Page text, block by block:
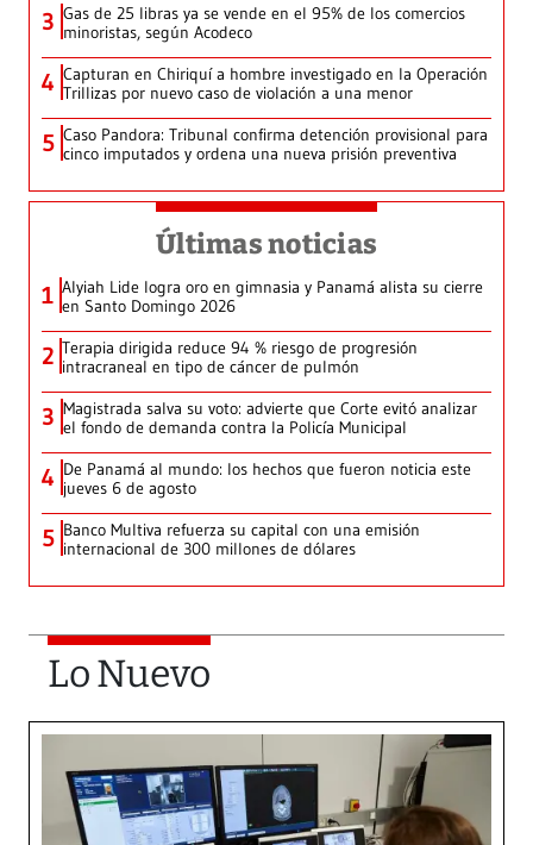
3 Gas de 25 libras ya se vende en el 95% de los comercios
minoristas, según Acodeco
4 Capturan en Chiriquí a hombre investigado en la Operación
Trillizas por nuevo caso de violación a una menor
5 Caso Pandora: Tribunal confirma detención provisional para
cinco imputados y ordena una nueva prisión preventiva
Últimas noticias
1 Alyiah Lide logra oro en gimnasia y Panamá alista su cierre
en Santo Domingo 2026
2 Terapia dirigida reduce 94 % riesgo de progresión
intracraneal en tipo de cáncer de pulmón
3 Magistrada salva su voto: advierte que Corte evitó analizar
el fondo de demanda contra la Policía Municipal
4 De Panamá al mundo: los hechos que fueron noticia este
jueves 6 de agosto
5 Banco Multiva refuerza su capital con una emisión
internacional de 300 millones de dólares
Lo Nuevo